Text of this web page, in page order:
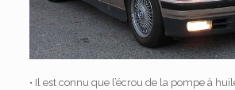
• Il est connu que l’écrou de la pompe à